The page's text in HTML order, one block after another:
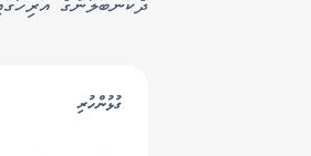
ގުޅުންހުރި